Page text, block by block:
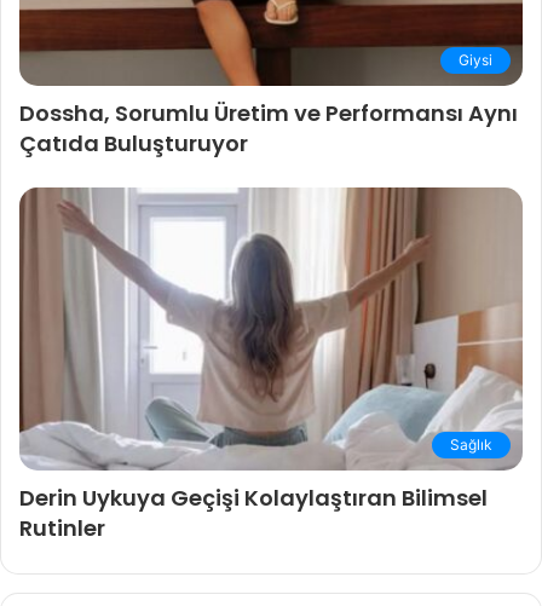
Giysi
Dossha, Sorumlu Üretim ve Performansı Aynı
Çatıda Buluşturuyor
Sağlık
Derin Uykuya Geçişi Kolaylaştıran Bilimsel
Rutinler